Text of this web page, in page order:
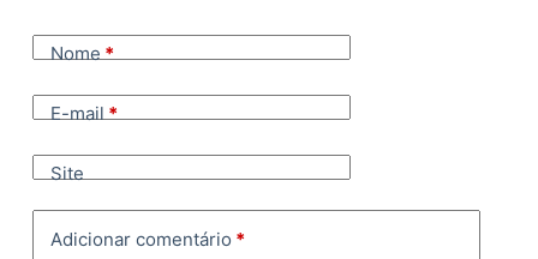
Nome*
E-mail*
Site
Adicionar comentário *